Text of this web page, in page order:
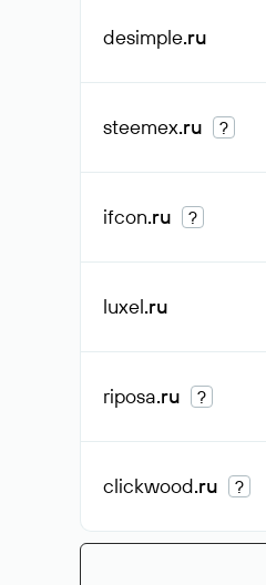
desimple.ru
steemex.ru ?
ifcon.ru ?
luxel.ru
riposa.ru ?
clickwood.ru ?